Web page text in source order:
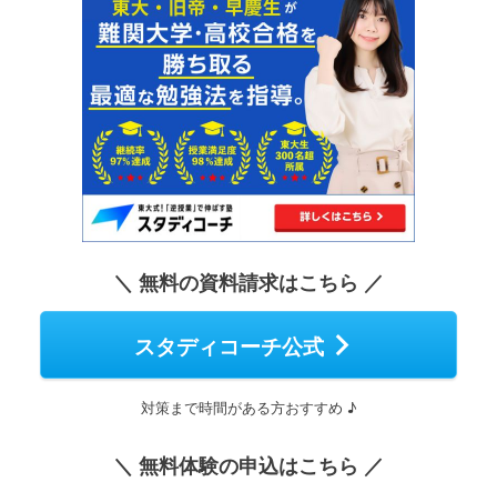
＼ 無料の資料請求はこちら ／
スタディコーチ公式
対策まで時間がある方おすすめ ♪
＼ 無料体験の申込はこちら ／